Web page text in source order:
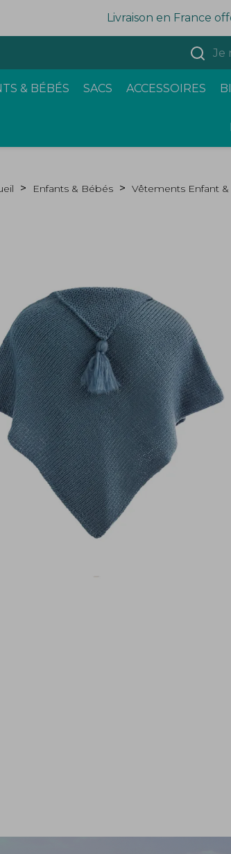
Livraison en France
& BÉBÉS SACS ACCESSOIRES
Enfants & Bébés Vêtements Enfant